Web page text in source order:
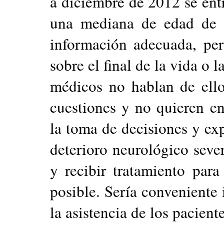
una mediana de edad
información adecuada,
sobre el final de la vida o
médicos no hablan de
cuestiones y no quieren
la toma de decisiones y
deterioro neurológico
y recibir tratamiento
posible. Sería
la asistencia de los